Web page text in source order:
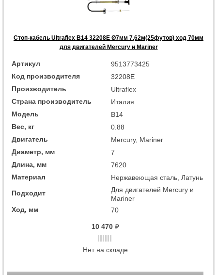
Стоп-кабель Ultraflex B14 32208E Ø7мм 7,62м(25футов) ход 70мм
для двигателей Mercury и Mariner
Артикул
9513773425
Код производителя
32208E
Производитель
Ultraflex
Страна производитель
Италия
Модель
B14
Вес, кг
0.88
Двигатель
Mercury, Mariner
Диаметр, мм
7
Длина, мм
7620
Материал
Нержавеющая сталь, Латунь
Подходит
Для двигателей Mercury и
Mariner
Ход, мм
70
10 470
Нет на складе